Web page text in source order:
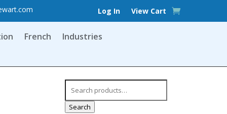
Log In View Cart
French
Industries
Search